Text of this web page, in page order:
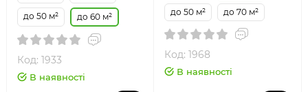
до 50 м² до 60 м²
Код: 1933
В наявності
до 50 м² до 70 м²
Код: 1968
В наявності